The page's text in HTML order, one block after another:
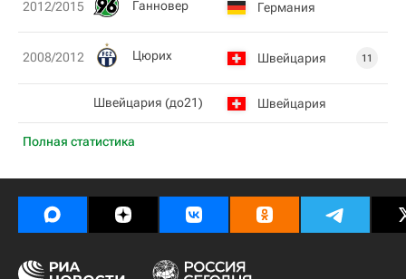
Полная статистика
2012/2015 Ганновер Германия
2008/2012 Цюрих Швейцария 11
Швейцария (до21) Швейцария